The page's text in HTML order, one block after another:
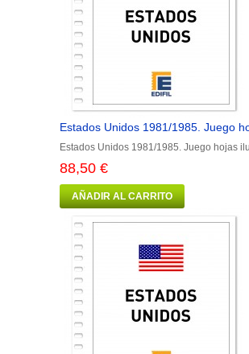
Estados Unidos 1981/1985. Juego
Estados Unidos 1981/1985. Juego hojas
88,50 €
AÑADIR AL CARRITO